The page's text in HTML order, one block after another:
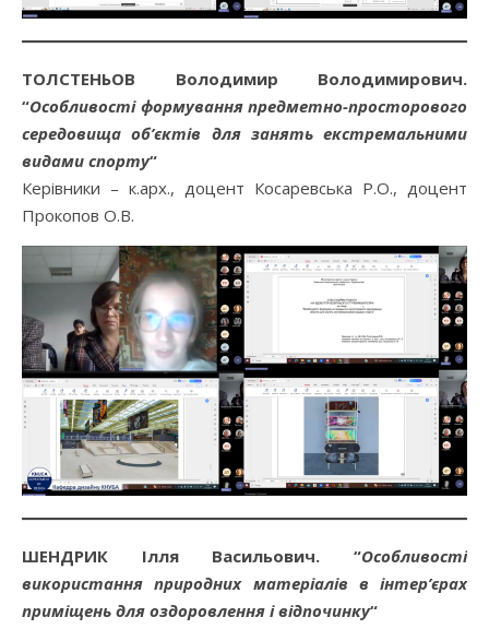
ТОЛСТЕНЬОВ Володимир Володимирович.
“Особливості формування предметно-просторового
середовища об’єктів для занять екстремальними
видами спорту“
Керівники – к.арх., доцент Косаревська Р.О., доцент
Прокопов О.В.
ШЕНДРИК Ілля Васильович. “Особливості
використання природних матеріалів в інтер’єрах
приміщень для оздоровлення і відпочинку“